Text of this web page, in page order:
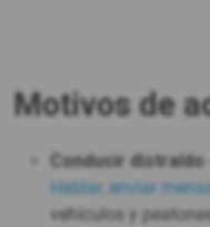
Motivos de
Conducir distraído
Hablar, enviar
vehículos y